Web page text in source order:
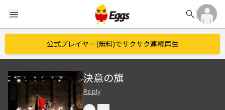
menu search
公式プレイヤー(無料)でサクサク連続再生
決意の旗
Re:ply